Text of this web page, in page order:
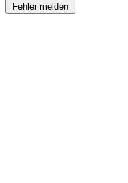
Fehler melden